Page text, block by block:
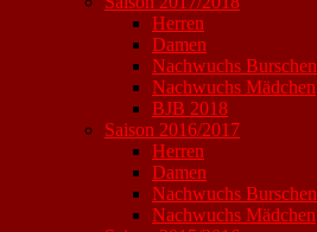
Herren
Damen
Nachwuchs Burschen
Nachwuchs Mädchen
BJB 2018
Saison 2016/2017
Herren
Damen
Nachwuchs Burschen
Nachwuchs Mädchen